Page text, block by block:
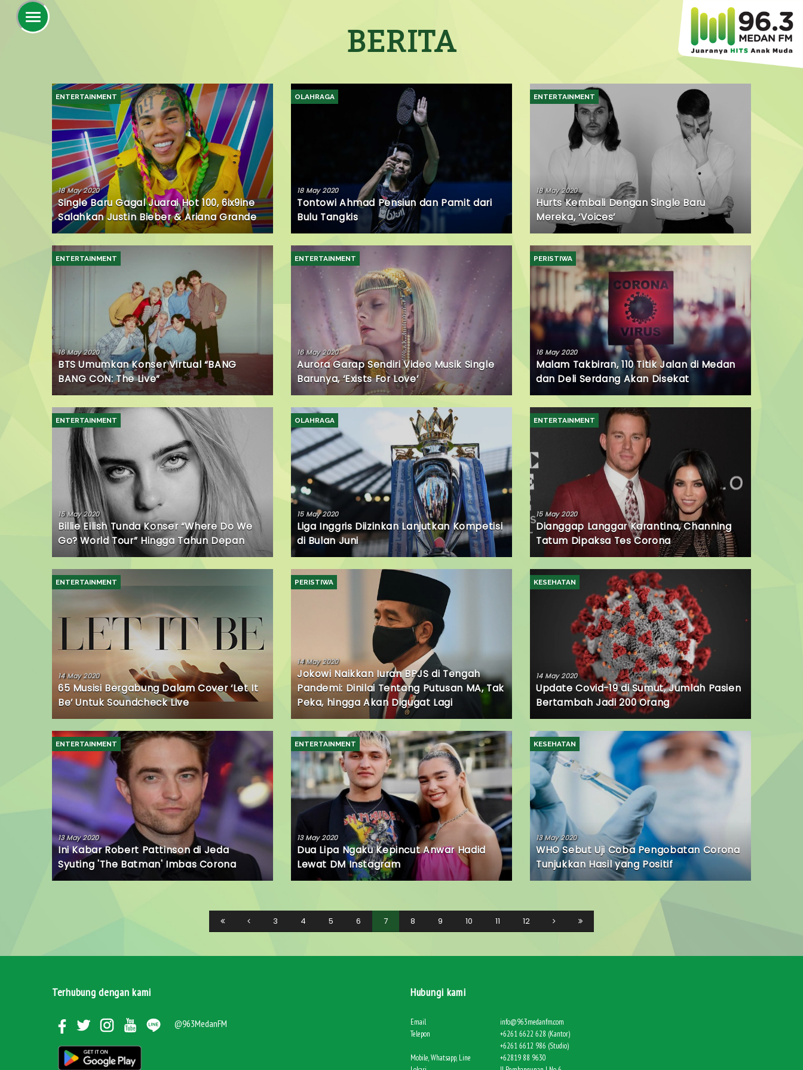
BERITA
ENTERTAINMENT
18 May 2020
Single Baru Gagal Juarai Hot 100, 6ix9ine
Salahkan Justin Bieber & Ariana Grande
OLAHRAGA
18 May 2020
Tontowi Ahmad Pensiun dan Pamit dari
Bulu Tangkis
ENTERTAINMENT
18 May 2020
Hurts Kembali Dengan Single Baru
Mereka, ‘Voices’
ENTERTAINMENT
16 May 2020
BTS Umumkan Konser Virtual “BANG
BANG CON: The Live”
ENTERTAINMENT
16 May 2020
Aurora Garap Sendiri Video Musik Single
Barunya, ‘Exists For Love’
PERISTIWA
16 May 2020
Malam Takbiran, 110 Titik Jalan di Medan
dan Deli Serdang Akan Disekat
ENTERTAINMENT
15 May 2020
Billie Eilish Tunda Konser “Where Do We
Go? World Tour” Hingga Tahun Depan
OLAHRAGA
15 May 2020
Liga Inggris Diizinkan Lanjutkan Kompetisi
di Bulan Juni
ENTERTAINMENT
15 May 2020
Dianggap Langgar Karantina, Channing
Tatum Dipaksa Tes Corona
ENTERTAINMENT
14 May 2020
65 Musisi Bergabung Dalam Cover ‘Let It
Be’ Untuk Soundcheck Live
PERISTIWA
14 May 2020
Jokowi Naikkan Iuran BPJS di Tengah
Pandemi: Dinilai Tentang Putusan MA, Tak
Peka, hingga Akan Digugat Lagi
KESEHATAN
14 May 2020
Update Covid-19 di Sumut, Jumlah Pasien
Bertambah Jadi 200 Orang
ENTERTAINMENT
13 May 2020
Ini Kabar Robert Pattinson di Jeda
Syuting 'The Batman' Imbas Corona
ENTERTAINMENT
13 May 2020
Dua Lipa Ngaku Kepincut Anwar Hadid
Lewat DM Instagram
KESEHATAN
13 May 2020
WHO Sebut Uji Coba Pengobatan Corona
Tunjukkan Hasil yang Positif
3 4 5 6 7 8 9 10 11 12
Terhubung dengan kami
@963MedanFM
Hubungi kami
Email
info@963medanfm.com
Telepon
+6261 6622 628 (Kantor)
+6261 6612 986 (Studio)
Mobile, Whatsapp, Line
+62819 88 9630